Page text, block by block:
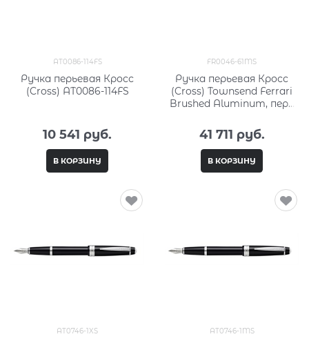
AT0086-114FS
Ручка перьевая Кросс
(Cross) AT0086-114FS
10 541 руб.
В КОРЗИНУ
FR0046-61MS
Ручка перьевая Кросс
(Cross) Townsend Ferrari
Brushed Aluminum, перо
41 711 руб.
В КОРЗИНУ
AT0746-1XS AT0746-1MS